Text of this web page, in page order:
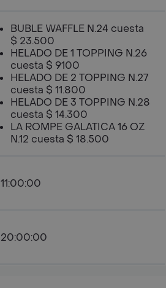
BUBLE WAFFLE N.24 cuesta
$ 23.500
HELADO DE 1 TOPPING N.26
cuesta $ 9100
HELADO DE 2 TOPPING N.27
cuesta $ 11.800
HELADO DE 3 TOPPING N.28
cuesta $ 14.300
LA ROMPE GALATICA 16 OZ
N.12 cuesta $ 18.500
11:00:00
20:00:00